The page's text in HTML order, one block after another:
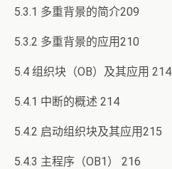
5.3.1 多重背景的简介209
5.3.2 多重背景的应用210
5.4 组织块（OB）及其应用 214
5.4.1 中断的概述 214
5.4.2 启动组织块及其应用215
5.4.3 主程序（OB1） 216